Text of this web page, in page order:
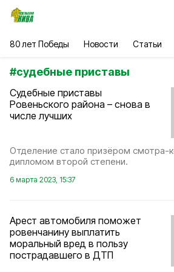
80 лет Победы Новости Статьи
#судебные приставы
Судебные приставы
Ровеньского района – снова в
числе лучших
Отделение стало призёром смотра-
дипломом второй степени.
6 марта 2023, 15:37
Арест автомобиля поможет
ровенчанину выплатить
моральный вред в пользу
пострадавшего в ДТП